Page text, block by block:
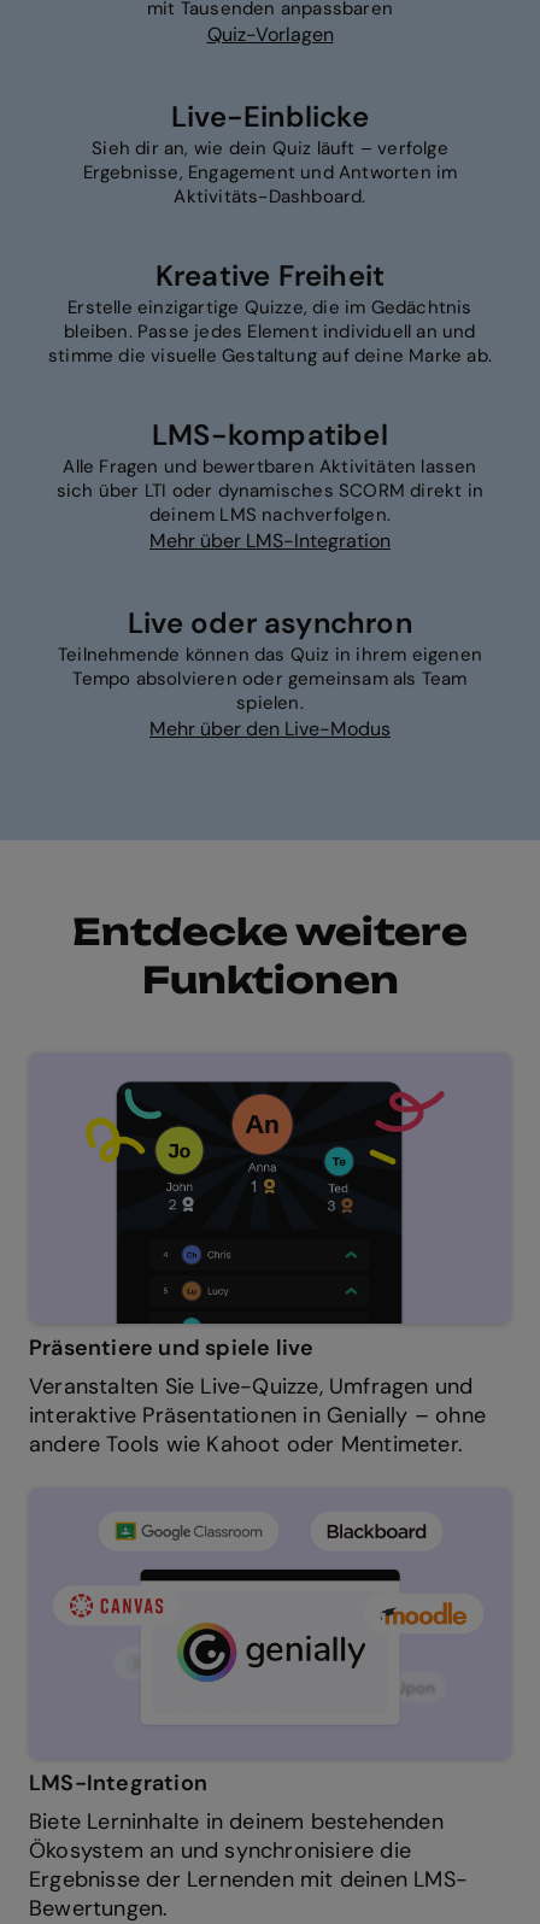
mit Tausenden anpassbaren
Quiz-Vorlagen
Live-Einblicke
Sieh dir an, wie dein Quiz läuft – verfolge
Ergebnisse, Engagement und Antworten im
Aktivitäts-Dashboard.
Kreative Freiheit
Erstelle einzigartige Quizze, die im Gedächtnis
bleiben. Passe jedes Element individuell an und
stimme die visuelle Gestaltung auf deine Marke ab.
LMS-kompatibel
Alle Fragen und bewertbaren Aktivitäten lassen
sich über LTI oder dynamisches SCORM direkt in
deinem LMS nachverfolgen.
Mehr über LMS-Integration
Live oder asynchron
Teilnehmende können das Quiz in ihrem eigenen
Tempo absolvieren oder gemeinsam als Team
spielen.
Mehr über den Live-Modus
Entdecke weitere
Funktionen
Präsentiere und spiele live
Veranstalten Sie Live-Quizze, Umfragen und
interaktive Präsentationen in Genially – ohne
andere Tools wie Kahoot oder Mentimeter.
LMS-Integration
Biete Lerninhalte in deinem bestehenden
Ökosystem an und synchronisiere die
Ergebnisse der Lernenden mit deinen LMS-
Bewertungen.